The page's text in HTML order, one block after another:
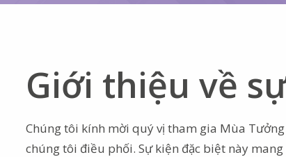
Giới thiệu về
Chúng tôi kính mời quý vị tham gia Mùa
chúng tôi điều phối. Sự kiện đặc biệt này